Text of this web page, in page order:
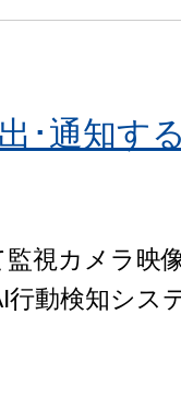
･通知す
視カメラ映
動検知シス